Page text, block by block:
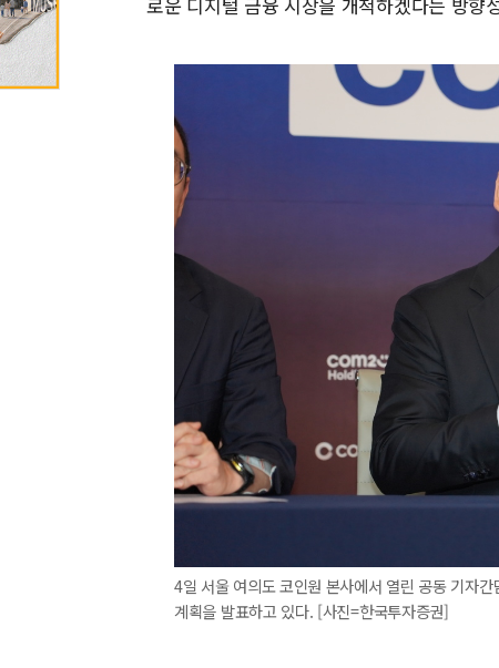
4일 서울 여의도 코인원 본사에서 열린 공동 기자
계획을 발표하고 있다. [사진=한국투자증권]